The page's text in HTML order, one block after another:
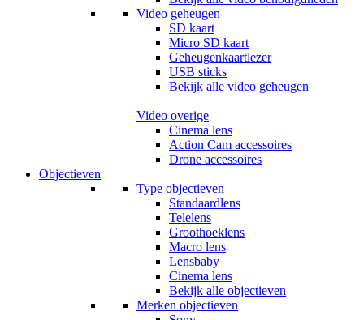
Video geheugen
SD kaart
Micro SD kaart
Geheugenkaartlezer
USB sticks
Bekijk alle video geheugen
Video overige
Cinema lens
Action Cam accessoires
Drone accessoires
Objectieven
Type objectieven
Standaardlens
Telelens
Groothoeklens
Macro lens
Lensbaby
Cinema lens
Bekijk alle objectieven
Merken objectieven